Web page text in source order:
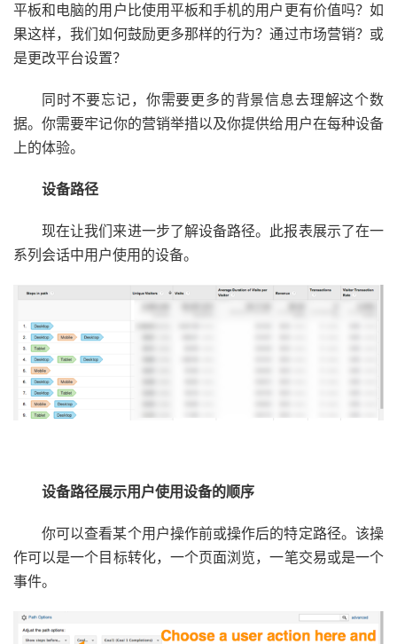
平板和电脑的用户比使用平板和手机的用户更有价值吗？如
果这样，我们如何鼓励更多那样的行为？通过市场营销？或
是更改平台设置？
同时不要忘记，你需要更多的背景信息去理解这个数
据。你需要牢记你的营销举措以及你提供给用户在每种设备
上的体验。
设备路径
现在让我们来进一步了解设备路径。此报表展示了在一
系列会话中用户使用的设备。
设备路径展示用户使用设备的顺序
你可以查看某个用户操作前或操作后的特定路径。该操
作可以是一个目标转化，一个页面浏览，一笔交易或是一个
事件。